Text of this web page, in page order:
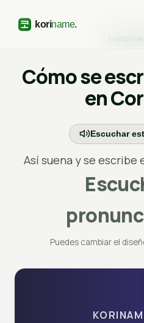
Cómo se
en
Escuchar
Así suena y se escribe
Puedes cambiar el